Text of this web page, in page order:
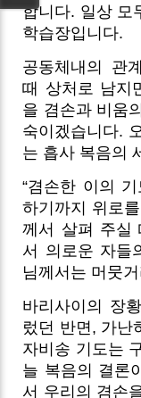
합니다. 일상 모
학습장입니다.
공동체내의 관
때 상처로 남지
을 겸손과 비움
숙이겠습니다.
는 흡사 복음의
“겸손한 이의
하기까지 위로
께서 살펴 주실
서 의로운 자들
님께서는 머뭇
바리사이의 장
렀던 반면, 가난
자비송 기도는
늘 복음의 결론
서 우리의 겸손